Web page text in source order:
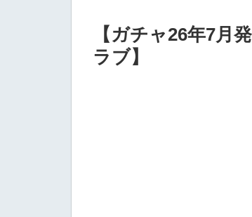
【ガチャ26年7月
ラブ】